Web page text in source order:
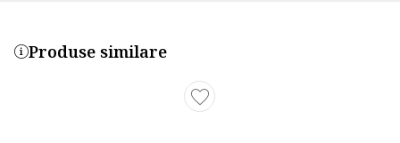
Produse similare